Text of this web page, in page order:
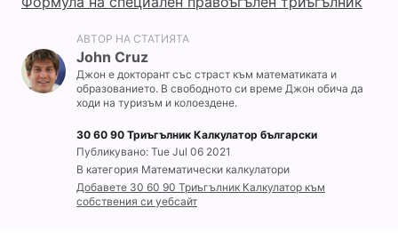
АВТОР НА СТАТИЯТА
John Cruz
Джон е докторант със страст към математиката и
образованието. В свободното си време Джон обича да
ходи на туризъм и колоездене.
30 60 90 Триъгълник Калкулатор български
Публикувано: Tue Jul 06 2021
В категория Математически калкулатори
Добавете 30 60 90 Триъгълник Калкулатор към
собствения си уебсайт